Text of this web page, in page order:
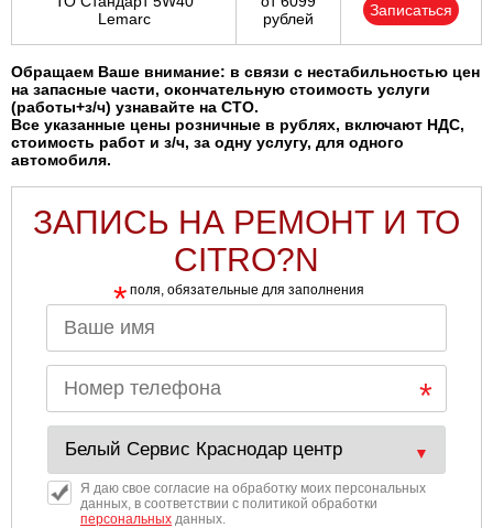
Lemarc
рублей
Записаться
Обращаем Ваше внимание: в связи с нестабильностью цен
на запасные части, окончательную стоимость услуги
(работы+з/ч) узнавайте на СТО.
Все указанные цены розничные в рублях, включают НДС,
стоимость работ и з/ч, за одну услугу, для одного
автомобиля.
ЗАПИСЬ НА РЕМОНТ И ТО
CITRO?N
* поля, обязательные для заполнения
Я даю свое согласие на обработку моих персональных
данных, в соответствии с политикой обработки
персональныхданных.